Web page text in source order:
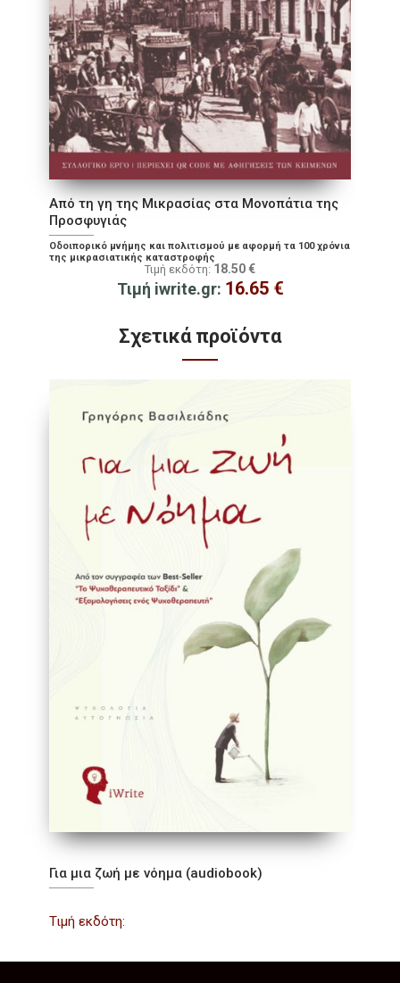
Από τη γη της Μικρασίας στα Μονοπάτια της
Προσφυγιάς
Οδοιπορικό μνήμης και πολιτισμού με αφορμή τα 100 χρόνια
της μικρασιατικής καταστροφής
Τιμή εκδότη: 18.50 €
Τιμή iwrite.gr: 16.65 €
Σχετικά προϊόντα
Για μια ζωή με νόημα (audiobook)
Τιμή εκδότη: